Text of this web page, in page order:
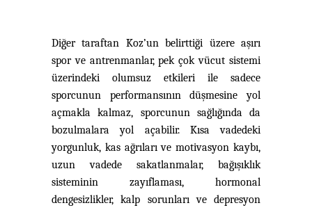
Diğer taraftan Koz’un belirttiği üzere aşırı
spor ve antrenmanlar, pek çok vücut sistemi
üzerindeki olumsuz etkileri ile sadece
sporcunun performansının düşmesine yol
açmakla kalmaz, sporcunun sağlığında da
bozulmalara yol açabilir. Kısa vadedeki
yorgunluk, kas ağrıları ve motivasyon kaybı,
uzun vadede sakatlanmalar, bağışıklık
sisteminin zayıflaması, hormonal
dengesizlikler, kalp sorunları ve depresyon